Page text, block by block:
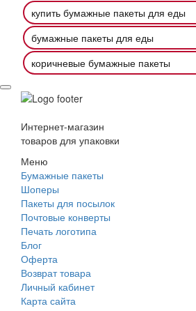
купить бумажные пакеты для еды
бумажные пакеты для еды
коричневые бумажные пакеты
Интернет-магазин
товаров для упаковки
Меню
Бумажные пакеты
Шоперы
Пакеты для посылок
Почтовые конверты
Печать логотипа
Блог
Оферта
Возврат товара
Личный кабинет
Карта сайта